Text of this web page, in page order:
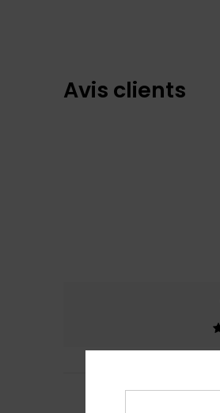
Avis clients